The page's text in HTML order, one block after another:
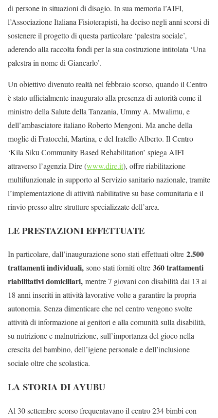
di persone in situazioni di disagio. In sua memoria l’AIFI,
l’Associazione Italiana Fisioterapisti, ha deciso negli anni scorsi di
sostenere il progetto di questa particolare ‘palestra sociale’,
aderendo alla raccolta fondi per la sua costruzione intitolata ‘Una
palestra in nome di Giancarlo’.
Un obiettivo divenuto realtà nel febbraio scorso, quando il Centro
è stato ufficialmente inaugurato alla presenza di autorità come il
ministro della Salute della Tanzania, Ummy A. Mwalimu, e
dell’ambasciatore italiano Roberto Mengoni. Ma anche della
moglie di Fratocchi, Martina, e del fratello Alberto. Il Centro
‘Kila Siku Community Based Rehabilitation’ spiega AIFI
attraverso l’agenzia Dire (www.dire.it), offre riabilitazione
multifunzionale in supporto al Servizio sanitario nazionale, tramite
l’implementazione di attività riabilitative su base comunitaria e il
rinvio presso altre strutture specializzate dell’area.
LE PRESTAZIONI EFFETTUATE
In particolare, dall’inaugurazione sono stati effettuati oltre 2.500
trattamenti individuali, sono stati forniti oltre 360 trattamenti
riabilitativi domiciliari, mentre 7 giovani con disabilità dai 13 ai
18 anni inseriti in attività lavorative volte a garantire la propria
autonomia. Senza dimenticare che nel centro vengono svolte
attività di informazione ai genitori e alla comunità sulla disabilità,
su nutrizione e malnutrizione, sull’importanza del gioco nella
crescita del bambino, dell’igiene personale e dell’inclusione
sociale oltre che scolastica.
LA STORIA DI AYUBU
Al 30 settembre scorso frequentavano il centro 234 bimbi con